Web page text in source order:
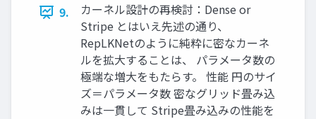
9.
カーネル設計の再検討：Dense or
Stripe とはいえ先述の通り、
RepLKNetのように純粋に密なカーネ
ルを拡大することは、 パラメータ数の
極端な増大をもたらす。 性能 円のサイ
ズ＝パラメータ数 密なグリッド畳み込
みは一貫して Stripe畳み込みの性能を